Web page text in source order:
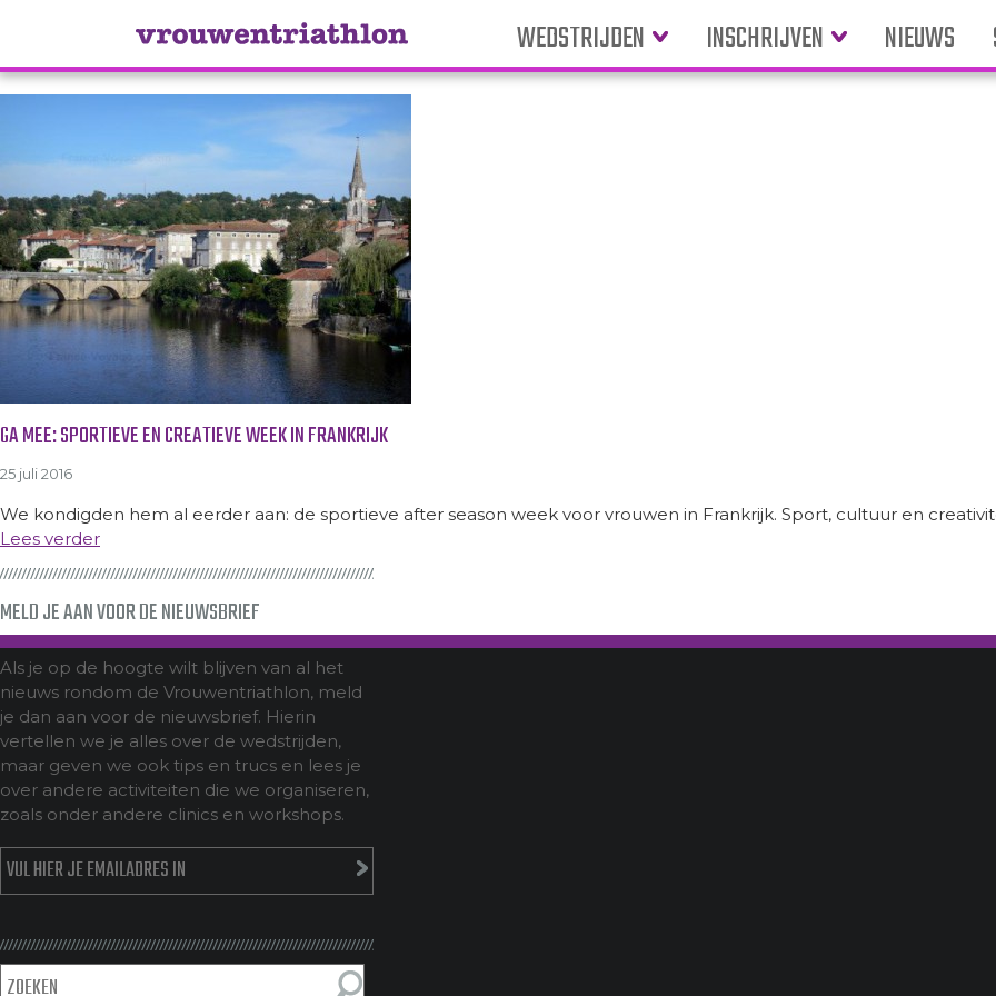
WEDSTRIJDEN INSCHRIJVEN NIEUWS
Tag Archive: cultuur
GA MEE: SPORTIEVE EN CREATIEVE WEEK IN FRANKRIJK
25 juli 2016
We kondigden hem al eerder aan: de sportieve after season week voor vrouwen in Frankrijk. Sport, cultuur en
Lees verder
MELD JE AAN VOOR DE NIEUWSBRIEF
Als je op de hoogte wilt blijven van al het
nieuws rondom de Vrouwentriathlon, meld
je dan aan voor de nieuwsbrief. Hierin
vertellen we je alles over de wedstrijden,
maar geven we ook tips en trucs en lees je
over andere activiteiten die we organiseren,
zoals onder andere clinics en workshops.